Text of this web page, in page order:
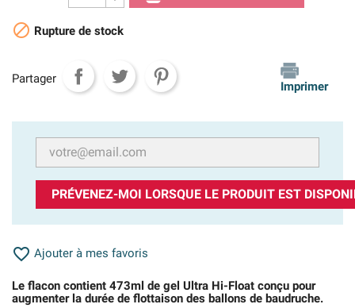
 Rupture de stock
Partager
Imprimer
PRÉVENEZ-MOI LORSQUE LE PRODUIT EST
 Ajouter à mes favoris
Le flacon contient 473ml de gel Ultra Hi-Float conçu pour
augmenter la durée de flottaison des ballons de baudruche.